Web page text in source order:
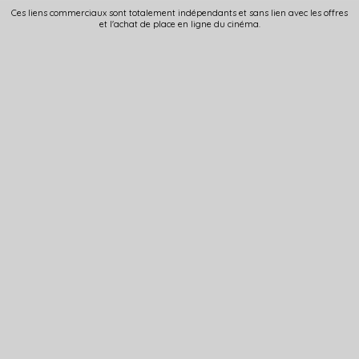
Ces liens commerciaux sont totalement indépendants et sans lien avec les offres
et l'achat de place en ligne du cinéma.